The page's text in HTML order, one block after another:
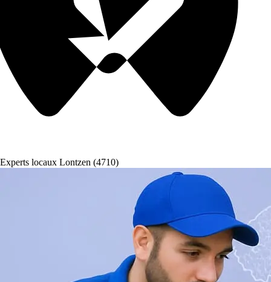
Experts locaux Lontzen (4710)